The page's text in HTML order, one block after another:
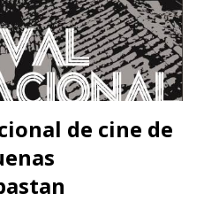
de cine de